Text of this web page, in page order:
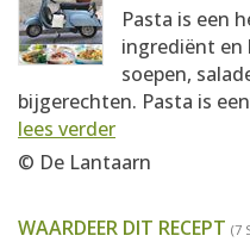
Pasta is een
ingrediënt en
soepen,
bijgerechten. Pasta is
lees verder
© De Lantaarn
WAARDEER DIT RECEPT (7